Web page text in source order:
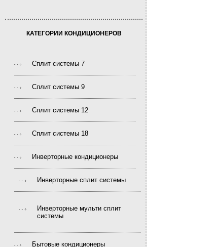
КАТЕГОРИИ КОНДИЦИОНЕРОВ
Сплит системы 7
Сплит системы 9
Сплит системы 12
Сплит системы 18
Инверторные кондиционеры
Инверторные сплит системы
Инверторные мульти сплит
системы
Бытовые кондиционеры